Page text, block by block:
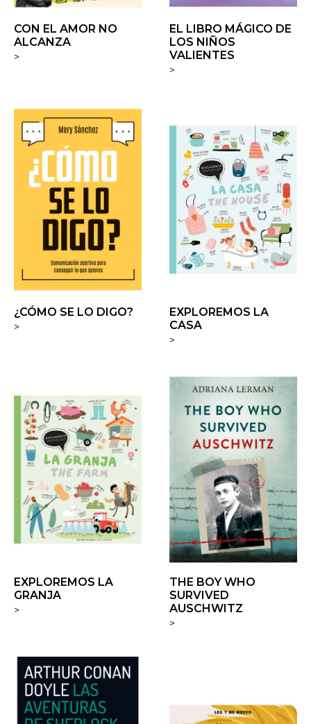
CON EL AMOR NO
ALCANZA
>
EL LIBRO MÁGICO DE
LOS NIÑOS
VALIENTES
>
¿CÓMO SE LO DIGO?
>
EXPLOREMOS LA
CASA
>
EXPLOREMOS LA
GRANJA
>
THE BOY WHO
SURVIVED
AUSCHWITZ
>